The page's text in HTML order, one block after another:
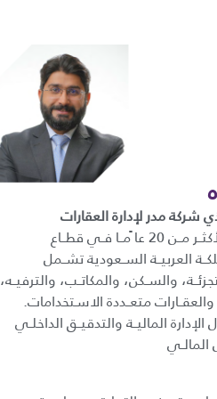
شركة مدر لإدارة العقارات
خبــرة عمليــة تمتــد لأكثــر مــن 20 عا ًمــا فــي قطــاع
العربيــة الســعودية تشــمل
والســكن، والمكاتــب، والترفيــه،
متعــددة الاسـتخدامات.
الماليــة والتدقيــق الداخلــي
المالــي